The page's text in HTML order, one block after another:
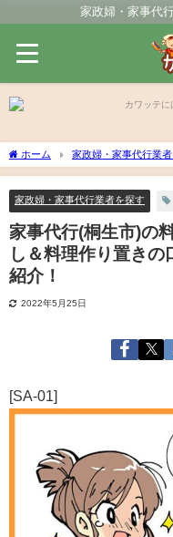
家政婦・家事代
ホーム 家政婦・家事代行業
選！一人暮らし＆料理作り置きの
家政婦・家事代行業者を探す
家事代行(桐生市)の
し＆料理作り置きの
紹介！
2022年5月25日
[SA-01]